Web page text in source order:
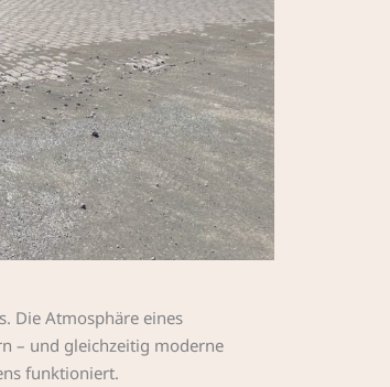
Die Atmosphäre eines
– und gleichzeitig moderne
funktioniert.